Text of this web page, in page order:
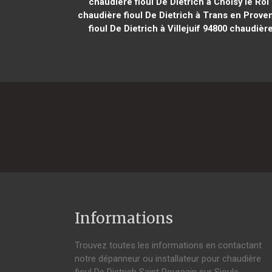
chaudière fioul De Dietrich à Trans en
fioul De Dietrich à Villejuif 94800
Informations
Trouvez toutes les informations en contactant
notre dépanneur ou installateur pour chaudière